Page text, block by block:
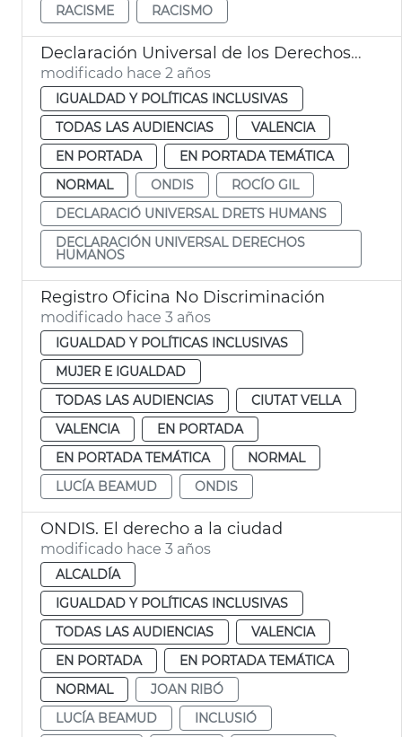
RACISME RACISMO
Declaración Universal de los Derechos Humanos
modificado hace 2 años
IGUALDAD Y POLÍTICAS INCLUSIVAS
TODAS LAS AUDIENCIAS
VALENCIA
EN PORTADA
EN PORTADA TEMÁTICA
NORMAL
ONDIS
ROCÍO GIL
DECLARACIÓ UNIVERSAL DRETS HUMANS
DECLARACIÓN UNIVERSAL DERECHOS
HUMANOS
Registro Oficina No Discriminación
modificado hace 3 años
IGUALDAD Y POLÍTICAS INCLUSIVAS
MUJER E IGUALDAD
TODAS LAS AUDIENCIAS
CIUTAT VELLA
VALENCIA
EN PORTADA
EN PORTADA TEMÁTICA
NORMAL
LUCÍA BEAMUD
ONDIS
ONDIS. El derecho a la ciudad
modificado hace 3 años
ALCALDÍA
IGUALDAD Y POLÍTICAS INCLUSIVAS
TODAS LAS AUDIENCIAS
VALENCIA
EN PORTADA
EN PORTADA TEMÁTICA
NORMAL
JOAN RIBÓ
LUCÍA BEAMUD
INCLUSIÓ